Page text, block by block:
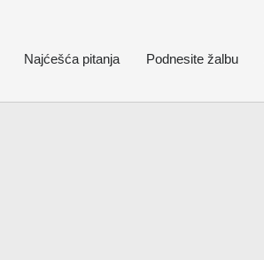
Najćešća pitanja Podnesite žalbu